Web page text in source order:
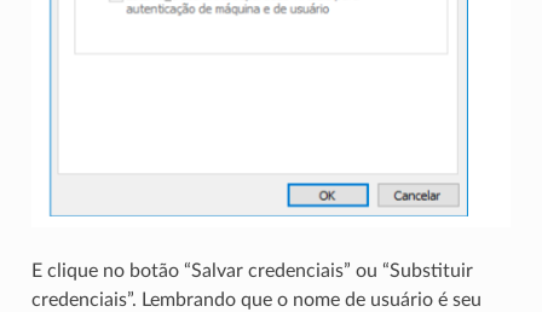
E clique no botão “Salvar credenciais” ou “Substituir
credenciais”. Lembrando que o nome de usuário é seu